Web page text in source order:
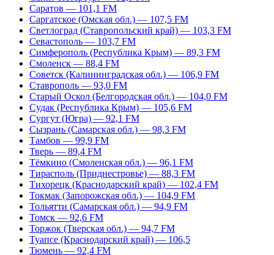
Саратов — 101,1 FM
Саргатское (Омская обл.) — 107,5 FM
Светлоград (Ставропольский край) — 103,3 FM
Севастополь — 103,7 FM
Симферополь (Республика Крым) — 89,3 FM
Смоленск — 88,4 FM
Советск (Калининградская обл.) — 106,9 FM
Ставрополь — 93,0 FM
Старый Оскол (Белгородская обл.) — 104,0 FM
Судак (Республика Крым) — 105,6 FM
Сургут (Югра) — 92,1 FM
Сызрань (Самарская обл.) — 98,3 FM
Тамбов — 99,9 FM
Тверь — 89,4 FM
Тёмкино (Смоленская обл.) — 96,1 FM
Тирасполь (Приднестровье) — 88,3 FM
Тихорецк (Краснодарский край) — 102,4 FM
Токмак (Запорожская обл.) — 104,9 FM
Тольятти (Самарская обл.) — 94,9 FM
Томск — 92,6 FM
Торжок (Тверская обл.) — 94,7 FM
Туапсе (Краснодарский край) — 106,5
Тюмень — 92,4 FM